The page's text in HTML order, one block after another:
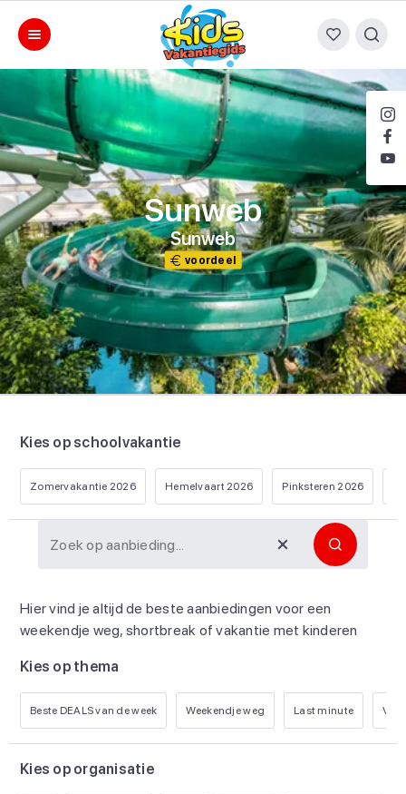
Sunweb
Sunweb
voordeel
Kies op schoolvakantie
Zomervakantie 2026 Hemelvaart 2026 Pinksteren 2026
Kies op thema
Beste DEALS van de week Weekendje weg Last minute
Kies op organisatie
Hier vind je altijd de beste aanbiedingen voor een
weekendje weg, shortbreak of vakantie met kinderen